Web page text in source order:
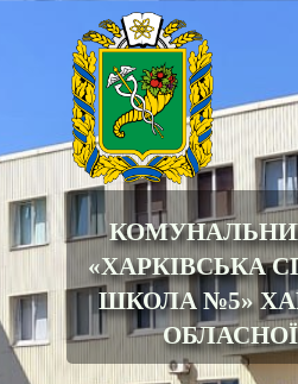
«ХАРКІВСЬКА
ШКОЛА №5»